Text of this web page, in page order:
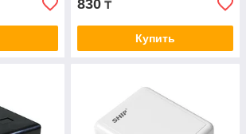
830 ₸
Купить